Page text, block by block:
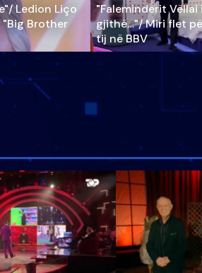
Ledion Liço
Brother
"Faleminderit
gjithë…"/ Miri flet
tij në BBV